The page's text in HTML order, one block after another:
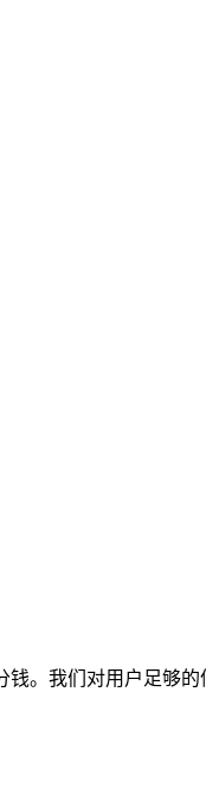
。我们对用户足够的